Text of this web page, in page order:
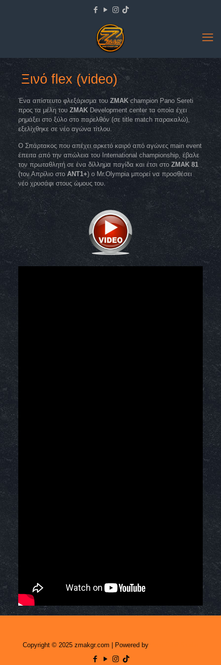
Ξινό flex (video)
Ένα απίστευτο φλεξάρισμα του ZMAKchampion Pano Sereti
προς τα μέλη του ZMAKDevelopment center τα οποία έχει
ρημάξει στο ξύλο στο παρελθόν (σε title match παρακαλώ),
εξελίχθηκε σε νέο αγώνα τίτλου.
Ο Σπάρτακος που απέχει αρκετό καιρό από αγώνες main event
έπειτα από την απώλεια του International championship, έβαλε
τον πρωταθλητή σε ένα δίλλημα παγίδα και έτσι στο ZMAK 81
(τον Απρίλιο στο ANT1+) ο Mr.Olympia μπορεί να προσθέσει
νέο χρυσάφι στους ώμους του.
Copyright © 2025 zmakgr.com | Powered by